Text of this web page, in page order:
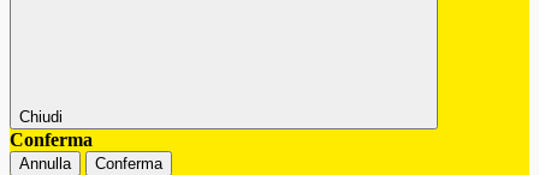
Chiudi
Conferma
Annulla Conferma